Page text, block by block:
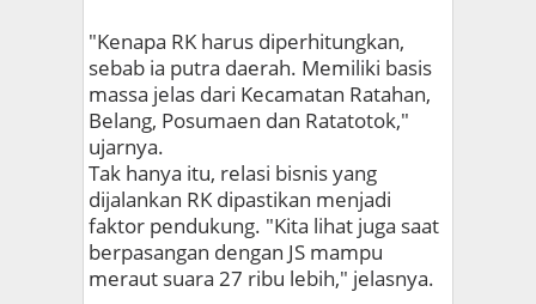
"Kenapa RK harus diperhitungkan,
sebab ia putra daerah. Memiliki basis
massa jelas dari Kecamatan Ratahan,
Belang, Posumaen dan Ratatotok,"
ujarnya.
Tak hanya itu, relasi bisnis yang
dijalankan RK dipastikan menjadi
faktor pendukung. "Kita lihat juga saat
berpasangan dengan JS mampu
meraut suara 27 ribu lebih," jelasnya.